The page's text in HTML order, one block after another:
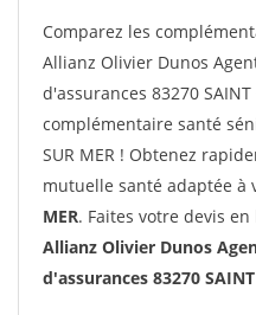
Comparez les
Allianz Olivier Dunos
d'assurances 83270 SAINT
complémentaire santé
SUR MER ! Obtenez
mutuelle santé adaptée à
MER. Faites votre devis en
Allianz Olivier Dunos
d'assurances 83270 SAINT